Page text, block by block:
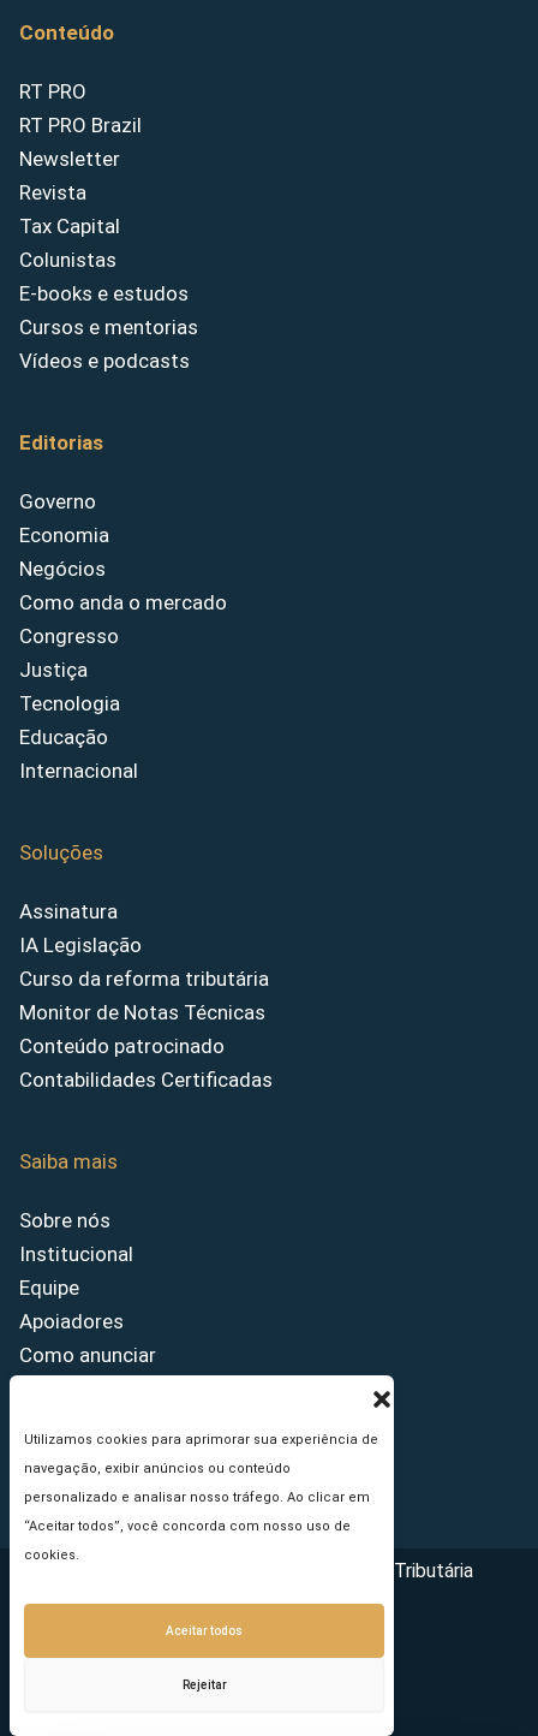
Utilizamos cookies para aprimorar sua experiência de
navegação, exibir anúncios ou conteúdo
personalizado e analisar nosso tráfego. Ao clicar em
“Aceitar todos”, você concorda com nosso uso de
cookies.
Aceitar todos
Rejeitar
Conteúdo
RT PRO
RT PRO Brazil
Newsletter
Revista
Tax Capital
Colunistas
E-books e estudos
Cursos e mentorias
Vídeos e podcasts
Editorias
Governo
Economia
Negócios
Como anda o mercado
Congresso
Justiça
Tecnologia
Educação
Internacional
Soluções
Assinatura
IA Legislação
Curso da reforma tributária
Monitor de Notas Técnicas
Conteúdo patrocinado
Contabilidades Certificadas
Saiba mais
Sobre nós
Institucional
Equipe
Apoiadores
Como anunciar
Princípios Editoriais
Copyright © 2026 - Portal da Reforma Tributária